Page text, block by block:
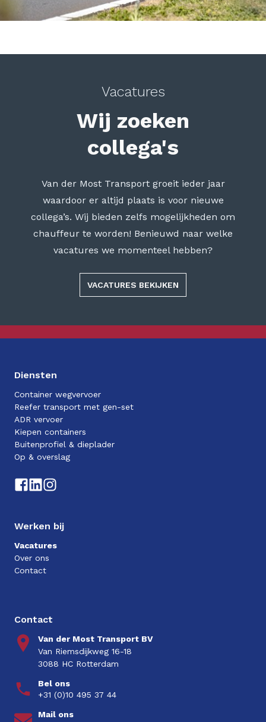
Vacatures
Wij zoeken
collega's
Van der Most Transport groeit ieder jaar
waardoor er altijd plaats is voor nieuwe
collega’s. Wij bieden zelfs mogelijkheden om
chauffeur te worden! Benieuwd naar welke
vacatures we momenteel hebben?
VACATURES BEKIJKEN
Diensten
Container wegvervoer
Reefer transport met gen-set
ADR vervoer
Kiepen containers
Buitenprofiel & dieplader
Op & overslag
Werken bij
Vacatures
Over ons
Contact
Contact
Van der Most Transport BV
Van Riemsdijkweg 16-18
3088 HC Rotterdam
Bel ons
+31 (0)10 495 37 44
Mail ons